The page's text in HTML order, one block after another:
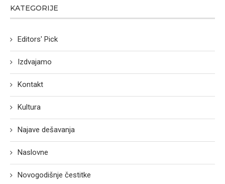
KATEGORIJE
Editors' Pick
Izdvajamo
Kontakt
Kultura
Najave dešavanja
Naslovne
Novogodišnje čestitke